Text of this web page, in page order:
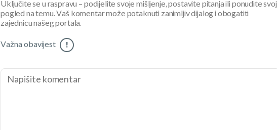
Uključite se u raspravu – podijelite svoje mišljenje, postavite pitanja ili ponudite svoj
pogled na temu. Vaš komentar može potaknuti zanimljiv dijalog i obogatiti
zajednicu našeg portala.
Važna obavijest !